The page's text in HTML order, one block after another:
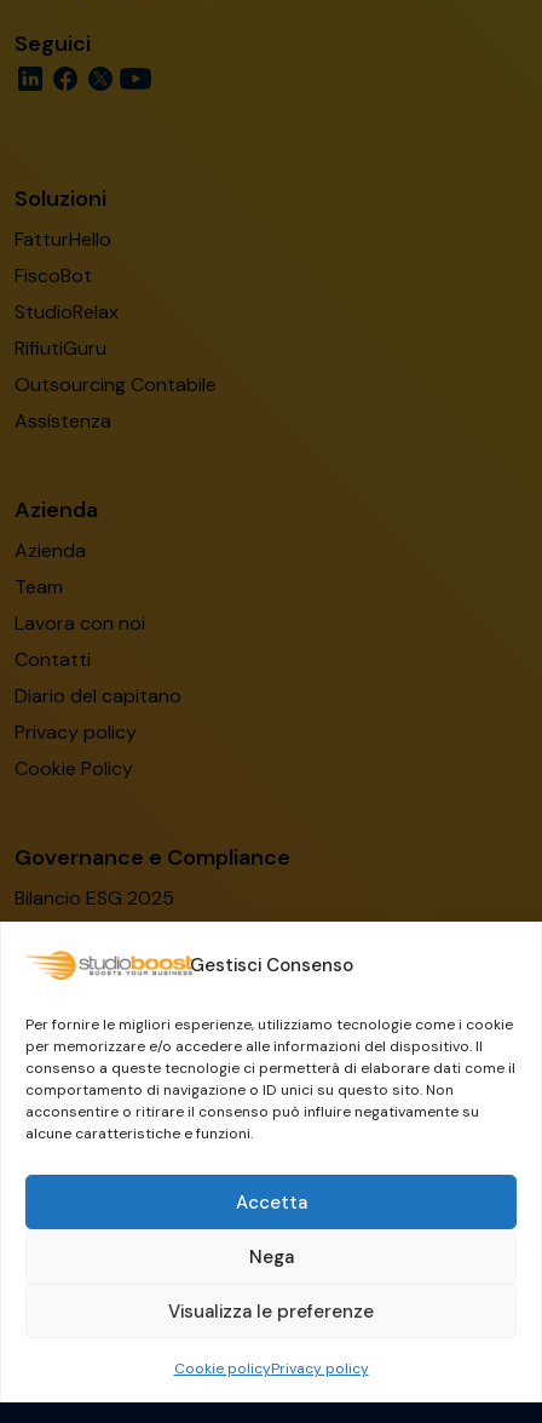
Gestisci Consenso
Per fornire le migliori esperienze, utilizziamo tecnologie come i cookie
per memorizzare e/o accedere alle informazioni del dispositivo. Il
consenso a queste tecnologie ci permetterà di elaborare dati come il
comportamento di navigazione o ID unici su questo sito. Non
acconsentire o ritirare il consenso può influire negativamente su
alcune caratteristiche e funzioni.
Accetta
Nega
Visualizza le preferenze
Cookie policyPrivacy policy
Seguici
Soluzioni
FatturHello
FiscoBot
StudioRelax
RifiutiGuru
Outsourcing Contabile
Assistenza
Azienda
Azienda
Team
Lavora con noi
Contatti
Diario del capitano
Privacy policy
Cookie Policy
Governance e Compliance
Bilancio ESG 2025
Modello organizzativo
Whistleblowing
Il Gruppo Dylog-Buffetti
Guermandi Group